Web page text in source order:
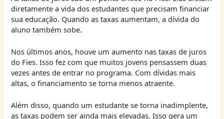
diretamente a vida dos estudantes que precisam financiar
sua educação. Quando as taxas aumentam, a dívida do
aluno também sobe.
Nos últimos anos, houve um aumento nas taxas de juros
do Fies. Isso fez com que muitos jovens pensassem duas
vezes antes de entrar no programa. Com dívidas mais
altas, o financiamento se torna menos atraente.
Além disso, quando um estudante se torna inadimplente,
as taxas podem ser ainda mais elevadas. Isso gera um